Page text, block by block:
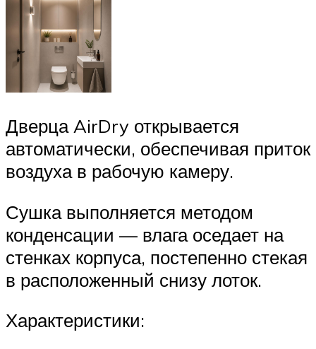
Дверца AirDry открывается
автоматически, обеспечивая приток
воздуха в рабочую камеру.
Сушка выполняется методом
конденсации — влага оседает на
стенках корпуса, постепенно стекая
в расположенный снизу лоток.
Характеристики: